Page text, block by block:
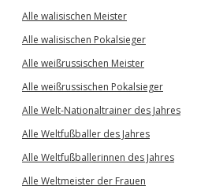
Alle walisischen Meister
Alle walisischen Pokalsieger
Alle weißrussischen Meister
Alle weißrussischen Pokalsieger
Alle Welt-Nationaltrainer des Jahres
Alle Weltfußballer des Jahres
Alle Weltfußballerinnen des Jahres
Alle Weltmeister der Frauen